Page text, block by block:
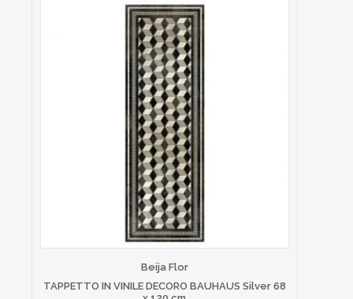
Beija Flor
TAPPETTO IN VINILE DECORO BAUHAUS Silver 68